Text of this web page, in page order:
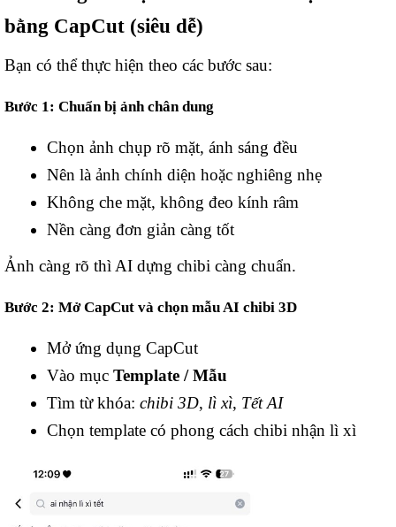
bằng CapCut (siêu dễ)
Bạn có thể thực hiện theo các bước sau:
Bước 1: Chuẩn bị ảnh chân dung
Chọn ảnh chụp rõ mặt, ánh sáng đều
Nên là ảnh chính diện hoặc nghiêng nhẹ
Không che mặt, không đeo kính râm
Nền càng đơn giản càng tốt
Ảnh càng rõ thì AI dựng chibi càng chuẩn.
Bước 2: Mở CapCut và chọn mẫu AI chibi 3D
Mở ứng dụng CapCut
Vào mục Template / Mẫu
Tìm từ khóa: chibi 3D, lì xì, Tết AI
Chọn template có phong cách chibi nhận lì xì